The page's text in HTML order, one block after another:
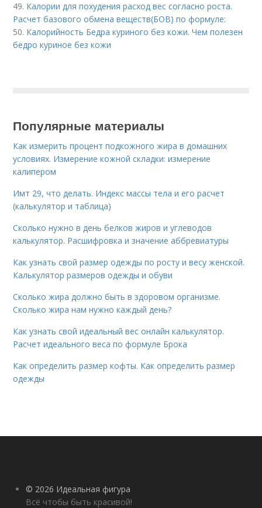
49. Калории для похудения расход вес согласно роста.
Расчет базового обмена веществ(БОВ) по формуле:
50. Калорийность Бедра куриного без кожи. Чем полезен
бедро куриное без кожи
Популярные материалы
Как измерить процент подкожного жира в домашних
условиях. Измерение кожной складки: измерение
калипером
Имт 29, что делать. Индекс массы тела и его расчет
(калькулятор и таблица)
Сколько нужно в день белков жиров и углеводов
калькулятор. Расшифровка и значение аббревиатуры
Как узнать свой размер одежды по росту и весу женской.
Калькулятор размеров одежды и обуви
Сколько жира должно быть в здоровом организме.
Сколько жира нам нужно каждый день?
Как узнать свой идеальный вес онлайн калькулятор.
Расчет идеального веса по формуле Брока
Как определить размер кофты. Как определить размер
одежды
© 2026 Идеальная фигура
Всё чтобы быть красивой!